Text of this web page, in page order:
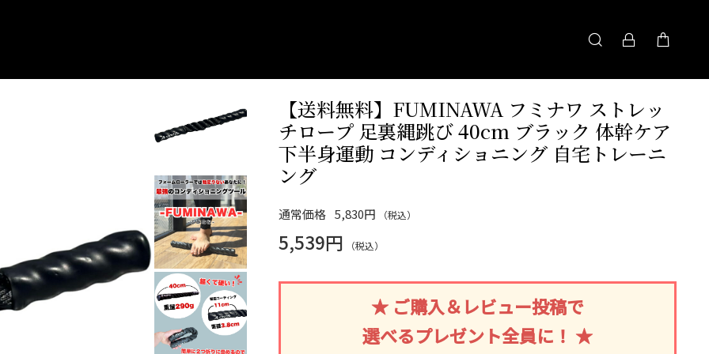
【送料無料】FUMINAWA フミナワ ストレッ
チロープ 足裏縄跳び 40cm ブラック 体幹ケア
下半身運動 コンディショニング 自宅トレーニ
ング
通常価格 5,830円 （税込）
5,539円 （税込）
★ ご購入＆レビュー投稿で
選べるプレゼント全員に！ ★